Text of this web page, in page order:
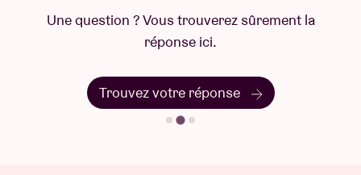
Une question ? Vous trouverez sûrement la
réponse ici.
Trouvez votre réponse